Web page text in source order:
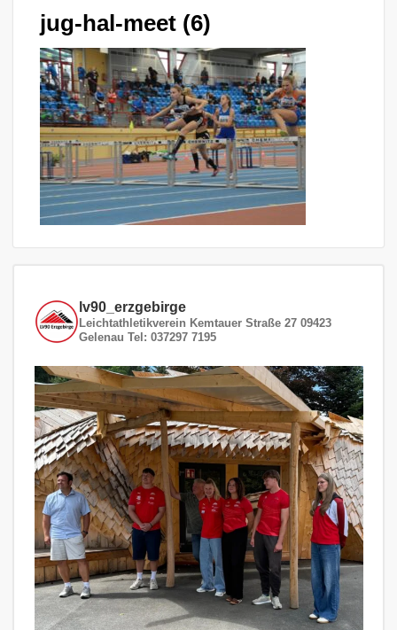
jug-hal-meet (6)
lv90_erzgebirge
Leichtathletikverein Kemtauer Straße 27 09423
Gelenau Tel: 037297 7195